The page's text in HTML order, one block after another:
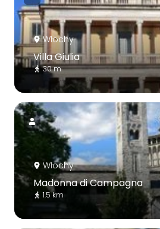
Włochy
Villa Giulia
30 m
Włochy
Madonna di Campagna
1.5 km